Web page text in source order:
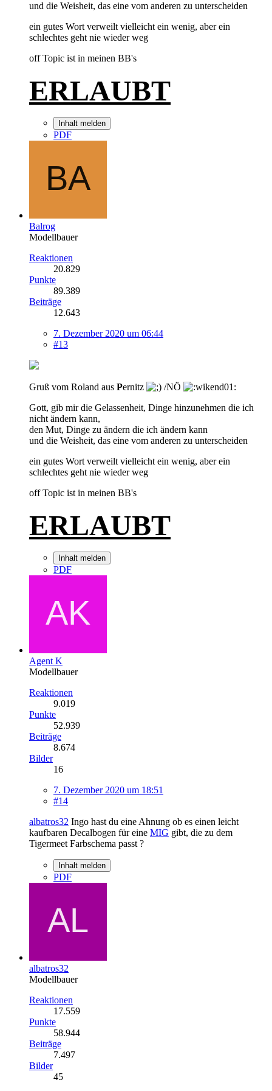
und die Weisheit, das eine vom anderen zu unterscheiden
ein gutes Wort verweilt vielleicht ein wenig, aber ein
schlechtes geht nie wieder weg
off Topic ist in meinen BB's
ERLAUBT
Inhalt melden
PDF
Balrog
Modellbauer
Reaktionen
20.829
Punkte
89.389
Beiträge
12.643
7. Dezember 2020 um 06:44
#13
Gruß vom Roland aus Pernitz
/NÖ
Gott, gib mir die Gelassenheit, Dinge hinzunehmen die ich
nicht ändern kann,
den Mut, Dinge zu ändern die ich ändern kann
und die Weisheit, das eine vom anderen zu unterscheiden
ein gutes Wort verweilt vielleicht ein wenig, aber ein
schlechtes geht nie wieder weg
off Topic ist in meinen BB's
ERLAUBT
Inhalt melden
PDF
Agent K
Modellbauer
Reaktionen
9.019
Punkte
52.939
Beiträge
8.674
Bilder
16
7. Dezember 2020 um 18:51
#14
albatros32 Ingo hast du eine Ahnung ob es einen leicht
kaufbaren Decalbogen für eine MIG gibt, die zu dem
Tigermeet Farbschema passt ?
Inhalt melden
PDF
albatros32
Modellbauer
Reaktionen
17.559
Punkte
58.944
Beiträge
7.497
Bilder
45